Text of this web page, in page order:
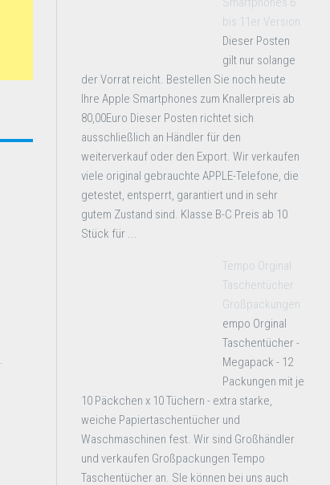
bis 11er Version
Dieser Posten
gilt nur solange
der Vorrat reicht. Bestellen Sie noch heute
Ihre Apple Smartphones zum Knallerpreis ab
80,00Euro Dieser Posten richtet sich
ausschließlich an Händler für den
weiterverkauf oder den Export. Wir verkaufen
viele original gebrauchte APPLE-Telefone, die
getestet, entsperrt, garantiert und in sehr
gutem Zustand sind. Klasse B-C Preis ab 10
Stück für ...
Tempo Orginal
Taschentücher
Großpackungen
empo Orginal
Taschentücher -
Megapack - 12
Packungen mit je
10 Päckchen x 10 Tüchern - extra starke,
weiche Papiertaschentücher und
Waschmaschinen fest. Wir sind Großhändler
und verkaufen Großpackungen Tempo
Taschentücher an. SIe können bei uns auch